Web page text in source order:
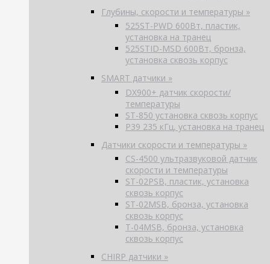
Глубины, скорости и температуры »
525ST-PWD 600Вт, пластик,
установка на транец
525STID-MSD 600Вт, бронза,
установка сквозь корпус
SMART датчики »
DX900+ датчик скорости/
температуры
ST-850 установка сквозь корпус
P39 235 кГц, установка на транец
Датчики скорости и температуры »
CS-4500 ультразвуковой датчик
скорости и температуры
ST-02PSB, пластик, установка
сквозь корпус
ST-02MSB, бронза, установка
сквозь корпус
T-04MSB, бронза, установка
сквозь корпус
CHIRP датчики »